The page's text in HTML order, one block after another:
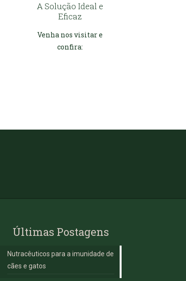
A Solução Ideal e
Eficaz
Venha nos visitar e
confira:
Últimas Postagens
Nutracêuticos para a imunidade de
cães e gatos